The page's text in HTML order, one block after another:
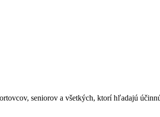
seniorov a všetkých, ktorí hľadajú